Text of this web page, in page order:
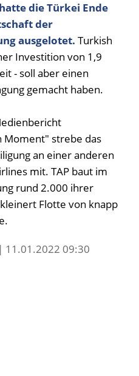
die Türkei Ende
der
ausgelotet. Turkish
Investition von 1,9
- soll aber einen
gemacht haben.
Moment" strebe das
an einer anderen
mit. TAP baut im
rund 2.000 ihrer
Flotte von knapp
09:30